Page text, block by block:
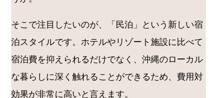
そこで注目したいのが、「民泊」という新しい宿
泊スタイルです。ホテルやリゾート施設に比べて
宿泊費を抑えられるだけでなく、沖縄のローカル
な暮らしに深く触れることができるため、費用対
効果が非常に高いと言えます。